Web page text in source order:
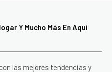
Y Mucho Más En Aquí
las mejores tendencias y